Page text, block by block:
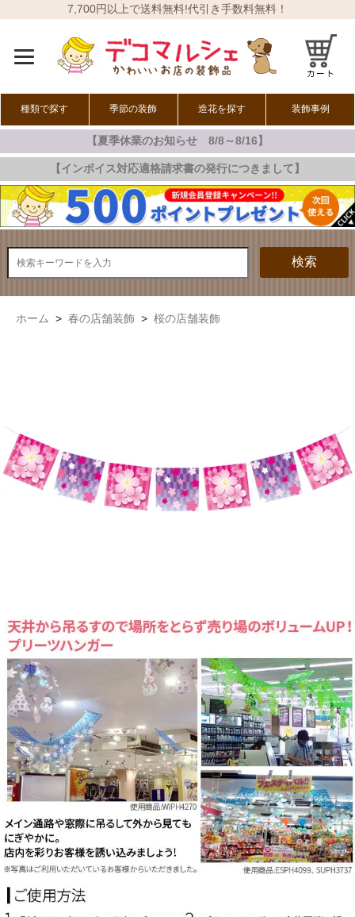
7,700円以上で送料無料!代引き手数料無料！
種類で探す 季節の装飾
春の装飾
夏の装飾
秋の装飾
冬の装飾
オールシーズン
造花を探す 装飾事例
【夏季休業のお知らせ 8/8～8/16】
【インボイス対応適格請求書の発行につきまして】
検索
ホーム > 春の店舗装飾 > 桜の店舗装飾